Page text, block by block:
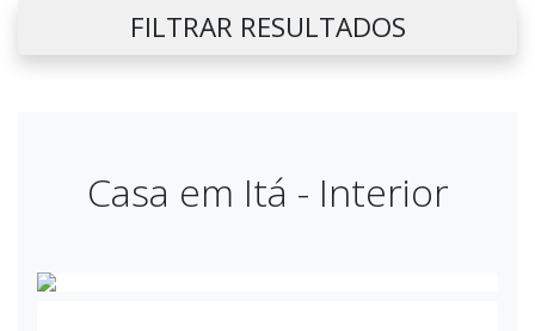
FILTRAR RESULTADOS
Casa em Itá - Interior